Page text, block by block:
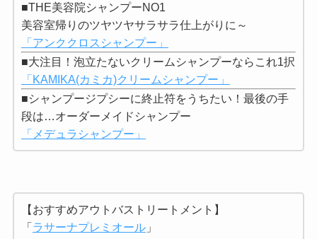
■THE美容院シャンプーNO1
美容室帰りのツヤツヤサラサラ仕上がりに～
「アンククロスシャンプー」
■大注目！泡立たないクリームシャンプーならこれ1択
「KAMIKA(カミカ)クリームシャンプー」
■シャンプージプシーに終止符をうちたい！最後の手
段は…オーダーメイドシャンプー
「メデュラシャンプー」
【おすすめアウトバストリートメント】
「ラサーナプレミオール」